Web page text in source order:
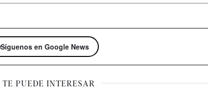
Síguenos en Google News
TE PUEDE INTERESAR